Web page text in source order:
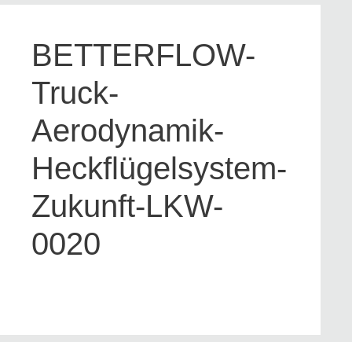
BETTERFLOW-
Truck-
Aerodynamik-
Heckflügelsystem-
Zukunft-LKW-
0020